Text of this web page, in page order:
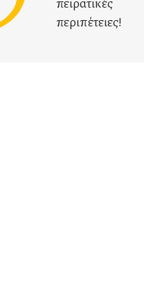
περιπέτειες!